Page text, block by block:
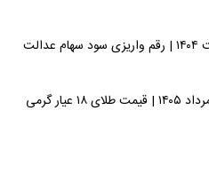
زمان واریز سود سهام عدالت ۱۴۰۴ | رقم واریزی سود سهام عدالت
قیمت طلا و سکه امروز ۱۹ مرداد ۱۴۰۵ | قیمت طلای ۱۸ عیار گرمی